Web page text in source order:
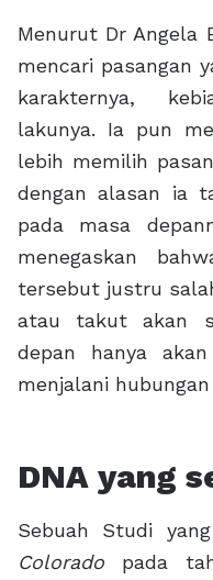
Menurut Dr Angela
mencari pasangan
karakternya,
lakunya. Ia pun
lebih memilih
dengan alasan ia
pada masa
menegaskan
tersebut justru
atau takut akan
depan hanya
menjalani
DNA yang
Sebuah Studi
Colorado pada